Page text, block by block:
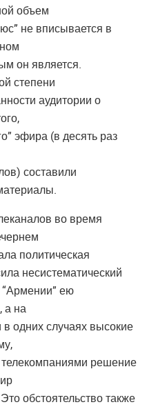
объем
не вписывается в
он является.
степени
аудитории о
эфира (в десять раз
составили
во время
политическая
несистематический
“Армении” ею
а на
одних случаях высокие
решение
обстоятельство также